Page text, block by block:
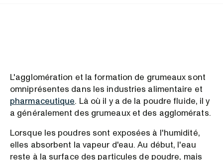
L'agglomération et la formation de grumeaux sont
omniprésentes dans les industries alimentaire et
pharmaceutique. Là où il y a de la poudre fluide, il y
a généralement des grumeaux et des agglomérats.
Lorsque les poudres sont exposées à l'humidité,
elles absorbent la vapeur d'eau. Au début, l'eau
reste à la surface des particules de poudre, mais